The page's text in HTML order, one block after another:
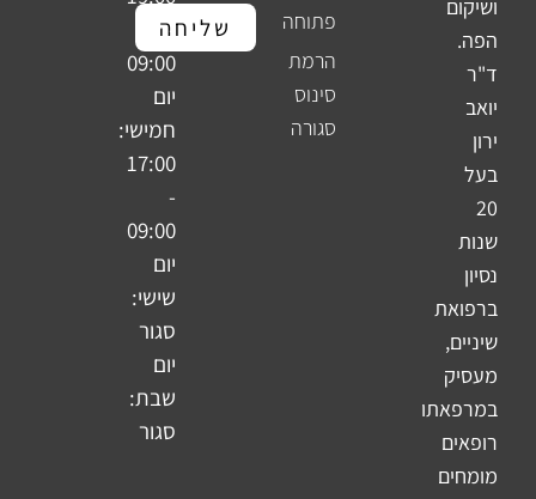
ושיקום
הפה.
ד"ר
יואב
ירון
בעל
20
שנות
נסיון
ברפואת
שיניים,
מעסיק
במרפאתו
רופאים
מומחים
פתוחה
הרמת
סינוס
סגורה
שליחה
-
09:00
יום
חמישי:
17:00
-
09:00
יום
שישי:
סגור
יום
שבת:
סגור